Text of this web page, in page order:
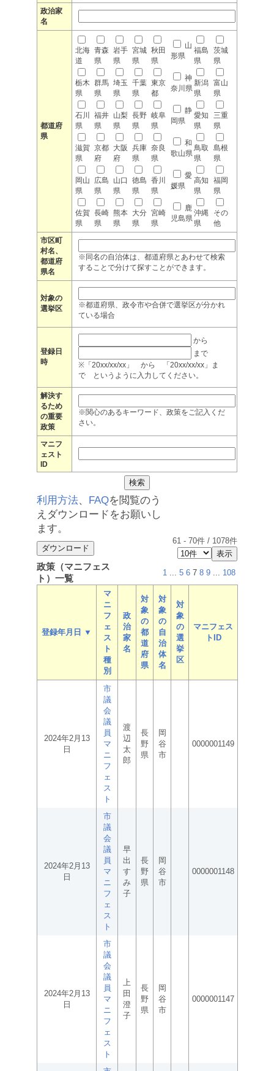
政治家
名
都道府
県
北海
道
青森
県
岩手
県
宮城
県
秋田
県
山
形県
福島
県
茨城
県
栃木
県
群馬
県
埼玉
県
千葉
県
東京
都
神
奈川県
新潟
県
富山
県
石川
県
福井
県
山梨
県
長野
県
岐阜
県
静
岡県
愛知
県
三重
県
滋賀
県
京都
府
大阪
府
兵庫
県
奈良
県
和
歌山県
鳥取
県
島根
県
岡山
県
広島
県
山口
県
徳島
県
香川
県
愛
媛県
高知
県
福岡
県
佐賀
県
長崎
県
熊本
県
大分
県
宮崎
県
鹿
児島県
沖縄
県
その
他
市区町
村名、
都道府
県名
※同名の自治体は、都道府県とあわせて検索
することで分けて探すことができます。
対象の
選挙区
※都道府県、政令市や合併で選挙区が分かれ
ている場合
登録日
時
から
まで
※「20xx/xx/xx」 から 「20xx/xx/xx」ま
で というように入力してください。
解決す
るため
の重要
政策
※関心のあるキーワード、政策をご記入くだ
さい。
マニフ
ェスト
ID
利用方法、 FAQを閲覧のう
えダウンロードをお願いし
ます。
61 - 70件 / 1078件
政策（マニフェス
ト）一覧
1 ... 5 6 7 8 9 ... 108
登録年月日 ▼
マ
ニ
フ
ェ
ス
ト
種
別
政
治
家
名
対
象
の
都
道
府
県
対
象
の
自
治
体
名
対
象
の
選
挙
区
マニフェス
トID
2024年2月13
日
市
議
会
議
員
マ
ニ
フ
ェ
ス
ト
渡
辺
太
郎
長
野
県
岡
谷
市
0000001149
2024年2月13
日
市
議
会
議
員
マ
ニ
フ
ェ
ス
ト
早
出
す
み
子
長
野
県
岡
谷
市
0000001148
2024年2月13
日
市
議
会
議
員
マ
ニ
フ
ェ
ス
ト
上
田
澄
子
長
野
県
岡
谷
市
0000001147